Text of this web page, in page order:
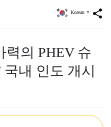
share
Korean ▼
력의 PHEV 슈
내 인도 개시